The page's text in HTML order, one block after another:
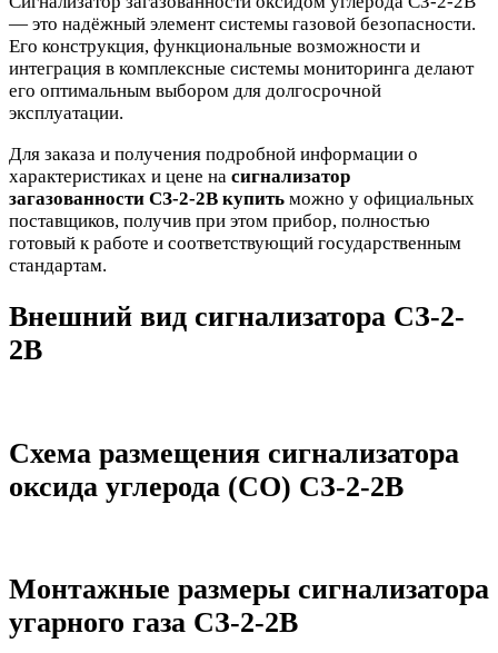
— это надёжный элемент системы газовой безопасности.
Его конструкция, функциональные возможности и
интеграция в комплексные системы мониторинга делают
его оптимальным выбором для долгосрочной
эксплуатации.
Для заказа и получения подробной информации о
характеристиках и цене на сигнализатор
загазованности СЗ-2-2В купить можно у официальных
поставщиков, получив при этом прибор, полностью
готовый к работе и соответствующий государственным
стандартам.
Внешний вид сигнализатора СЗ-2-
2В
Схема размещения сигнализатора
оксида углерода (CO) СЗ-2-2В
Монтажные размеры сигнализатора
угарного газа СЗ-2-2В